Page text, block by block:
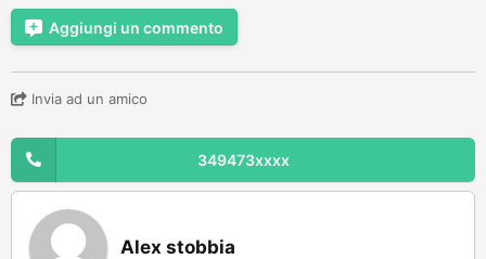
Aggiungi un commento
Invia ad un amico
349473xxxx
Alex stobbia